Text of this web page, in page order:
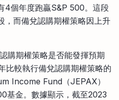
4個年度跑贏S&P 500。這段
，而備兌認購期權策略因上升
購期權策略是否能發揮預期
比較執行備兌認購期權策略的
Income Fund（JEPAX）
基金。數據顯示，截至2023